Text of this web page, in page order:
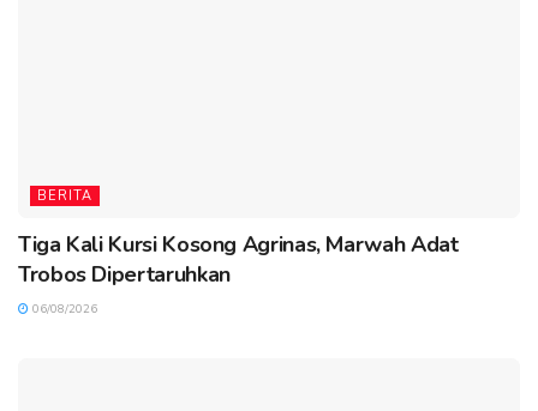
BERITA
Tiga Kali Kursi Kosong Agrinas, Marwah Adat
Trobos Dipertaruhkan
06/08/2026